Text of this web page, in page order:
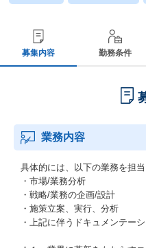
募集内容 勤務条件
業務内容
具体的には、以下の業務を担当
・市場/業務分析
・戦略/業務の企画/設計
・施策立案、実行、分析
・上記に伴うドキュメンテー